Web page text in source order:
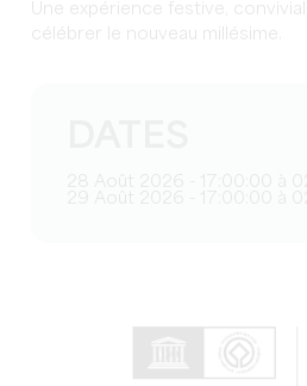
Une expérience festive,
célébrer le nouveau millésime.